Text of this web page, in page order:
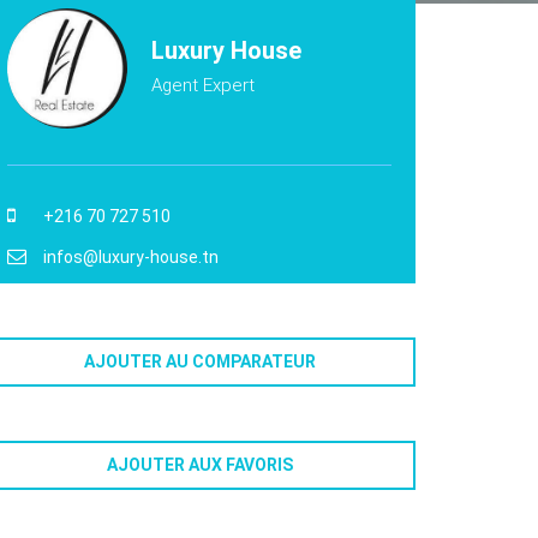
Luxury House
Agent Expert
+216 70 727 510
infos@luxury-house.tn
AJOUTER AU COMPARATEUR
AJOUTER AUX FAVORIS